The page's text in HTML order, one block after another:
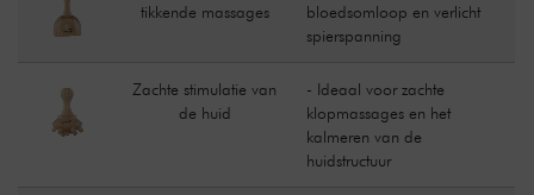
tikkende massages
bloedsomloop en verlicht
spierspanning
Zachte stimulatie van
de huid
- Ideaal voor zachte
klopmassages en het
kalmeren van de
huidstructuur